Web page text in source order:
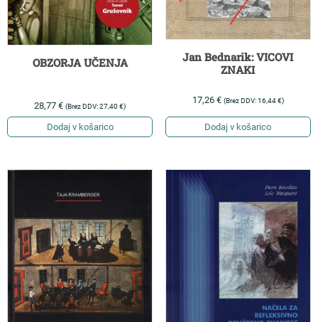
OBZORJA UČENJA
28,77€ (Brez DDV:27,40€)
Dodaj v košarico
Jan Bednarik: VICOVI
ZNAKI
17,26 € (Brez DDV:16,44€)
Dodaj v košarico